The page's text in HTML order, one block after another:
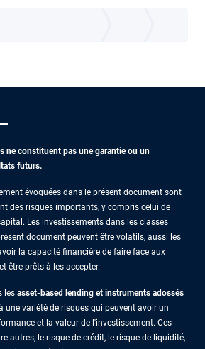
ne constituent pas une garantie ou un
futurs.
évoquées dans le présent document sont
des risques importants, y compris celui de
Les investissements dans les classes
document peuvent être volatils, aussi les
la capacité financière de faire face aux
être prêts à les accepter.
les asset-based lending et instruments adossés
une variété de risques qui peuvent avoir un
et la valeur de l'investissement. Ces
autres, le risque de crédit, le risque de liquidité,